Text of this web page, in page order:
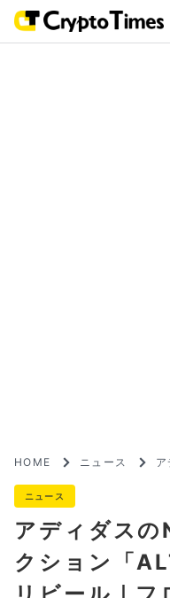
HOME ニュース
ニュース
アディダスの
クション「